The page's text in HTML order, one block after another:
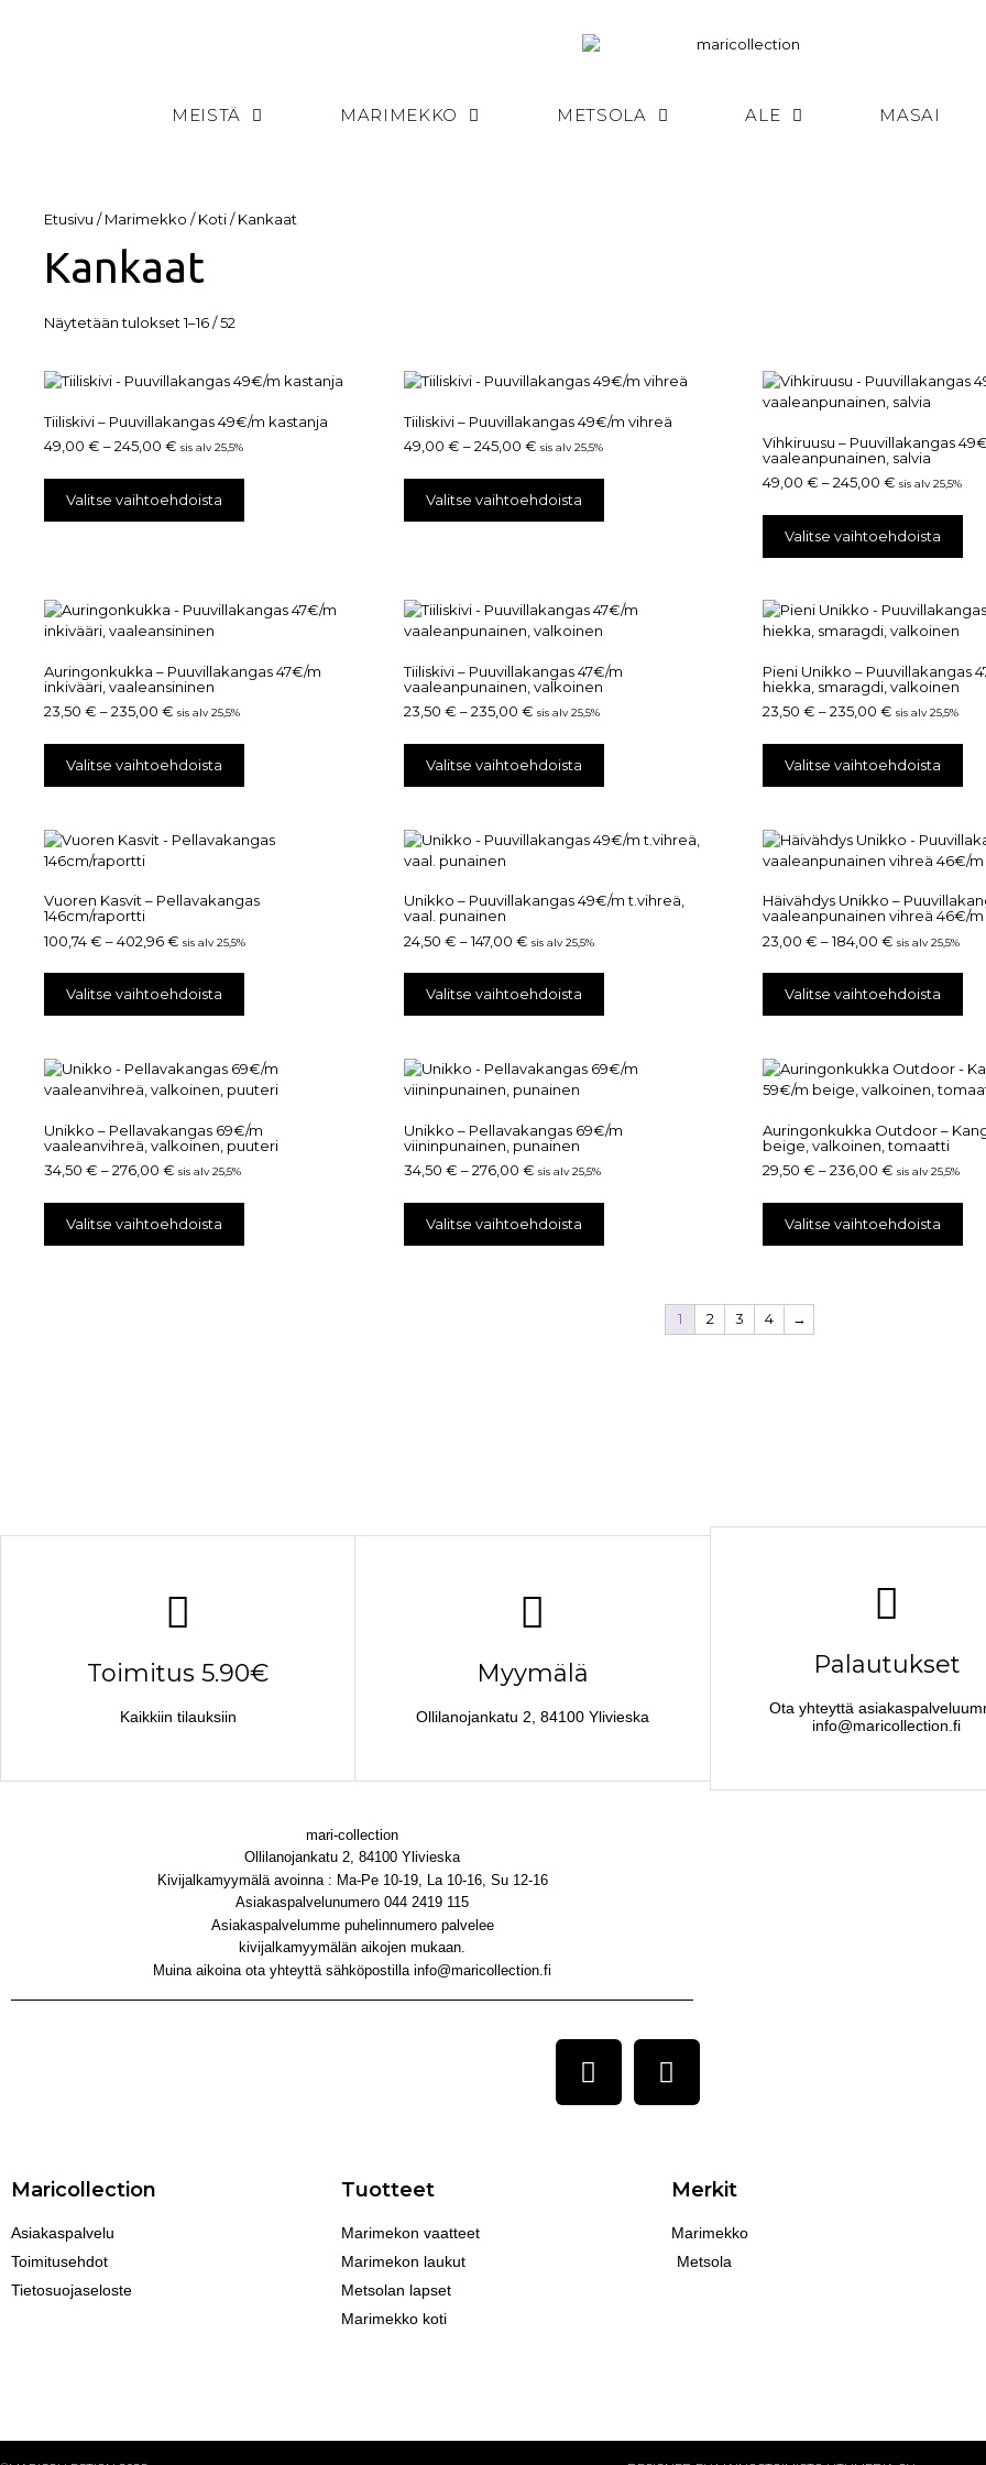
MEISTÄ MARIMEKKO METSOLA ALE MASAI
Etusivu /Marimekko /Koti/ Kankaat
Kankaat
Näytetään tulokset 1–16 / 52
Tiiliskivi – Puuvillakangas 49€/m kastanja
49,00 € –245,00 € sis alv 25,5%
Valitse vaihtoehdoista
Tiiliskivi – Puuvillakangas 49€/m vihreä
49,00 € – 245,00 € sis alv 25,5%
Valitse vaihtoehdoista
Vihkiruusu – Puuvillakangas
vaaleanpunainen, salvia
49,00€ – 245,00€ sis alv 25,5%
Valitse vaihtoehdoista
Auringonkukka – Puuvillakangas 47€/m
inkivääri, vaaleansininen
23,50 € –235,00 € sis alv 25,5%
Valitse vaihtoehdoista
Tiiliskivi – Puuvillakangas 47€/m
vaaleanpunainen, valkoinen
23,50 € – 235,00 € sis alv 25,5%
Valitse vaihtoehdoista
Pieni Unikko – Puuvillakangas
hiekka, smaragdi, valkoinen
23,50€ – 235,00€ sis alv 25,5%
Valitse vaihtoehdoista
Vuoren Kasvit – Pellavakangas
146cm/raportti
100,74€ –402,96€ sis alv 25,5%
Valitse vaihtoehdoista
Unikko – Puuvillakangas 49€/m t.vihreä,
vaal. punainen
24,50 € –147,00 € sis alv 25,5%
Valitse vaihtoehdoista
Häivähdys Unikko –
vaaleanpunainen vihreä 46€/m
23,00€ – 184,00€ sis alv 25,5%
Valitse vaihtoehdoista
Unikko – Pellavakangas 69€/m
vaaleanvihreä, valkoinen, puuteri
34,50 € –276,00 € sis alv 25,5%
Valitse vaihtoehdoista
Unikko – Pellavakangas 69€/m
viininpunainen, punainen
34,50 € – 276,00 € sis alv 25,5%
Valitse vaihtoehdoista
Auringonkukka Outdoor –
beige, valkoinen, tomaatti
29,50€ – 236,00€ sis alv 25,5%
Valitse vaihtoehdoista
1 2 3 4 →
Toimitus 5.90€
Kaikkiin tilauksiin
Myymälä
Ollilanojankatu 2, 84100 Ylivieska
Palautukset
Ota yhteyttä
info@maricollection.fi
mari-collection
Ollilanojankatu 2, 84100 Ylivieska
Kivijalkamyymälä avoinna : Ma-Pe 10-19, La 10-16, Su 12-16
Asiakaspalvelunumero 044 2419 115
Asiakaspalvelumme puhelinnumero palvelee
kivijalkamyymälän aikojen mukaan.
Muina aikoina ota yhteyttä sähköpostilla info@maricollection.fi
Maricollection
Asiakaspalvelu
Toimitusehdot
Tietosuojaseloste
Tuotteet
Marimekon vaatteet
Marimekon laukut
Metsolan lapset
Marimekko koti
Merkit
Marimekko
Metsola